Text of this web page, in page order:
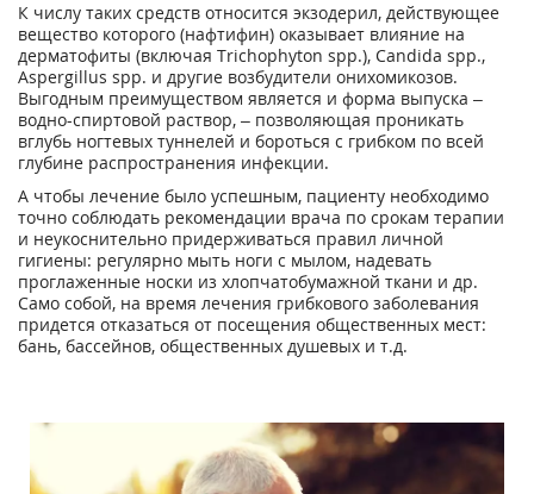
К числу таких средств относится экзодерил, действующее
вещество которого (нафтифин) оказывает влияние на
дерматофиты (включая Trichophyton spp.), Candida spp.,
Aspergillus spp. и другие возбудители онихомикозов.
Выгодным преимуществом является и форма выпуска –
водно-спиртовой раствор, – позволяющая проникать
вглубь ногтевых туннелей и бороться с грибком по всей
глубине распространения инфекции.
А чтобы лечение было успешным, пациенту необходимо
точно соблюдать рекомендации врача по срокам терапии
и неукоснительно придерживаться правил личной
гигиены: регулярно мыть ноги с мылом, надевать
проглаженные носки из хлопчатобумажной ткани и др.
Само собой, на время лечения грибкового заболевания
придется отказаться от посещения общественных мест:
бань, бассейнов, общественных душевых и т.д.